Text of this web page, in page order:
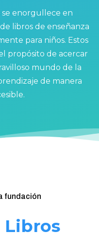
se enorgullece en
libros de enseñanza
para niños. Estos
propósito de acercar
mundo de la
de manera
fundación
Libros